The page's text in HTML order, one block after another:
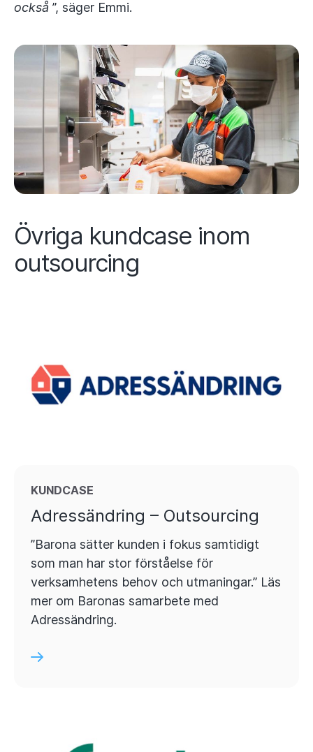
också ”, säger Emmi.
Övriga kundcase inom
outsourcing
KUNDCASE
Adressändring – Outsourcing
”Barona sätter kunden i fokus samtidigt
som man har stor förståelse för
verksamhetens behov och utmaningar.” Läs
mer om Baronas samarbete med
Adressändring.